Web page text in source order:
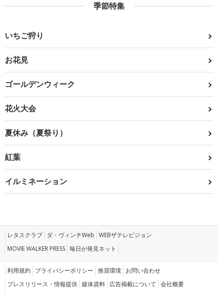
季節特集
いちご狩り
お花見
ゴールデンウィーク
花火大会
夏休み（夏祭り）
紅葉
イルミネーション
レタスクラブ ダ・ヴィンチWeb WEBザテレビジョン
MOVIE WALKER PRESS 毎日が発見ネット
利用規約 プライバシーポリシー 推奨環境 お問い合わせ
プレスリリース・情報提供 媒体資料 広告掲載について 会社概要